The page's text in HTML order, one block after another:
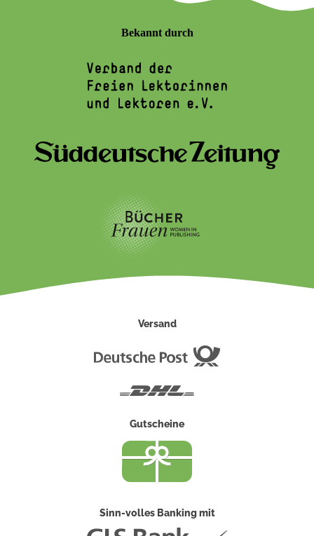
Bekannt durch
Versand
Gutscheine
Sinn-volles Banking mit